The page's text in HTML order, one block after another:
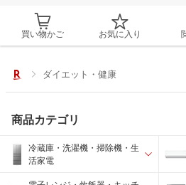
買い物かご お気に入り
ダイエット・健康
商品カテゴリ
冷蔵庫・洗濯機・掃除機・生
活家電